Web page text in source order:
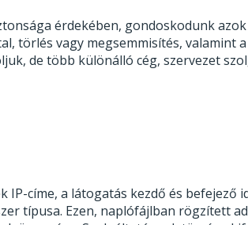
érdekében, gondoskodunk
vagy megsemmisítés, valamint
de több különálló cég, szervezet
címe, a látogatás kezdő és befejező
típusa. Ezen, naplófájlban rögzített